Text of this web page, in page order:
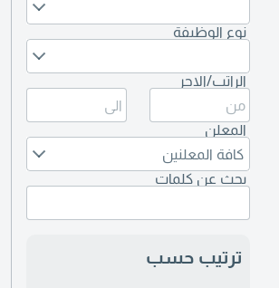
نوع الوظيفة
الراتب/الاجر
المعلن
كافة المعلنين
بحث عن كلمات
ترتيب حسب